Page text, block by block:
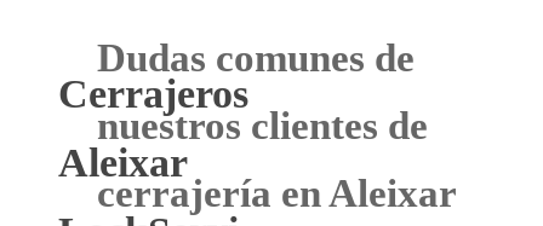
Cerrajeros
Aleixar
Dudas comunes de
nuestros clientes de
cerrajería en Aleixar